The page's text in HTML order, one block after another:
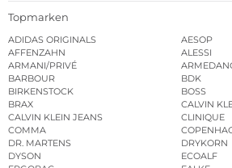
Topmarken
ADIDAS ORIGINALS
AESOP
AFFENZAHN
ALESSI
ARMANI/PRIVÉ
BARBOUR
BDK
BIRKENSTOCK
BOSS
BRAX
CALVIN
CALVIN KLEIN JEANS
CLINIQUE
COMMA
DR. MARTENS
DRYKORN
DYSON
ECOALF